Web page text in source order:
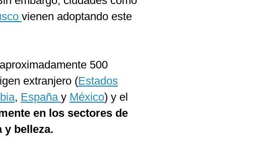
vienen adoptando este
500
extranjero (Estados
, España y México) y el
en los sectores de
y belleza.